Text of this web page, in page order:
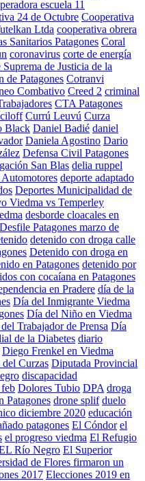
escuela 11
24 de Octubre Cooperativa
Ltda cooperativa obrera
Sanitarios Patagones Coral
coronavirus corte de energía
Suprema de Justicia de la
de Patagones Cotranvi
Combativo Creed 2 criminal
CTA Patagones
Currú Leuvú Curza
Black Daniel Badié daniel
Daniela Agostino Dario
Defensa Civil Patagones
San Blas delia ruppel
deporte adaptado
Deportes Municipalidad de
Viedma vs Temperley
desborde cloacales en
Desfile Patagones marzo de
detenido con droga calle
Detenido con droga en
en Patagones detenido por
con cocaíana en Patagones
en Pradere día de la
Día del Inmigrante Viedma
Día del Niño en Viedma
Trabajador de Prensa Día
de la Diabetes diario
Diego Frenkel en Viedma
Curzas Diputada Provincial
discapacidad
Dolores Tubio DPA droga
Patagones drone splif duelo
diciembre 2020 educación
patagones El Cóndor el
el progreso viedma El Refugio
Río Negro El Superior
de Flores firmaron un
2017 Elecciones 2019 en